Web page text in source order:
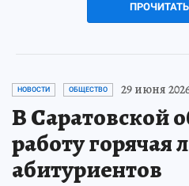
ПРОЧИТАТЬ
НОВОСТИ ОБЩЕСТВО 29 июня
В Саратовской
работу горячая
абитуриентов